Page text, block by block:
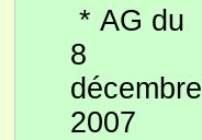
* AG du
8
décembre
2007